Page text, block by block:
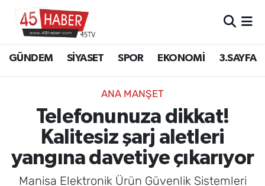
GÜNDEM SİYASET SPOR EKONOMİ 3.SAYFA
ANA MANŞET
Telefonunuza dikkat!
Kalitesiz şarj aletleri
yangına davetiye çıkarıyor
Manisa Elektronik Ürün Güvenlik Sistemleri
SİYASET
EKONOMİ
3.SAYFA
Manisa Hava Durumu
Manisa Trafik Yoğunluk Haritası
Süper Lig Puan Durumu ve Fikstür